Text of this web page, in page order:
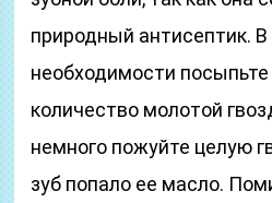
природный антисептик. В
необходимости
количество молотой
немного пожуйте целую
зуб попало ее масло.